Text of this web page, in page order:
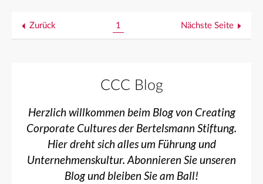
Zurück 1 Nächste Seite
CCC Blog
Herzlich willkommen beim Blog von Creating
Corporate Cultures der Bertelsmann Stiftung.
Hier dreht sich alles um Führung und
Unternehmenskultur. Abonnieren Sie unseren
Blog und bleiben Sie am Ball!